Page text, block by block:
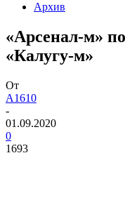
Архив
«Арсенал-м»
«Калугу-м»
От
A1610
-
01.09.2020
0
1693